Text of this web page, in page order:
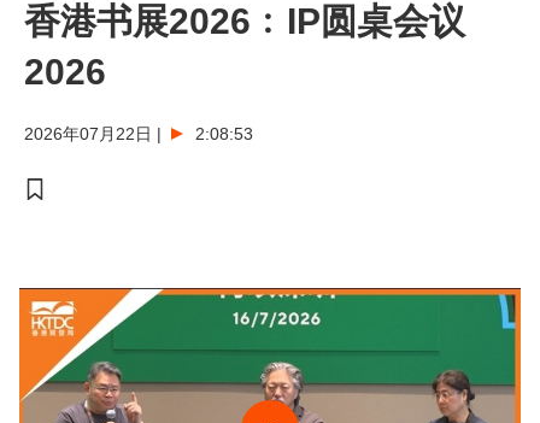
香港书展2026﹕IP圆桌会议
2026
2026年07月22日 | 2:08:53